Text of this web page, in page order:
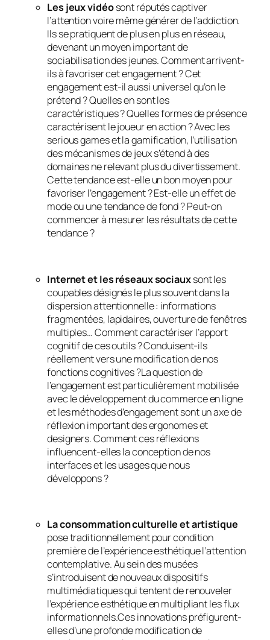
Les jeux vidéosont réputés captiver
l’attention voire même générer de l’addiction.
Ils se pratiquent de plus en plus en réseau,
devenant un moyen important de
sociabilisation des jeunes. Comment arrivent-
ils à favoriser cet engagement ? Cet
engagement est-il aussi universel qu’on le
prétend ? Quelles en sont les
caractéristiques ? Quelles formes de présence
caractérisent le joueur en action ? Avec les
serious games et la gamification, l’utilisation
des mécanismes de jeux s’étend à des
domaines ne relevant plus du divertissement.
Cette tendance est-elle un bon moyen pour
favoriser l’engagement ? Est-elle un effet de
mode ou une tendance de fond ? Peut-on
commencer à mesurer les résultats de cette
tendance ?
Internet et les réseaux sociauxsont les
coupables désignés le plus souvent dans la
dispersion attentionnelle : informations
fragmentées, lapidaires, ouverture de fenêtres
multiples… Comment caractériser l’apport
cognitif de ces outils ? Conduisent-ils
réellement vers une modification de nos
fonctions cognitives ?La question de
l’engagement est particulièrement mobilisée
avec le développement du commerce en ligne
et les méthodes d’engagement sont un axe de
réflexion important des ergonomes et
designers. Comment ces réflexions
influencent-elles la conception de nos
interfaces et les usages que nous
développons ?
La consommation culturelle et artistique
pose traditionnellement pour condition
première de l’expérience esthétique l’attention
contemplative. Au sein des musées
s’introduisent de nouveaux dispositifs
multimédiatiques qui tentent de renouveler
l’expérience esthétique en multipliant les flux
informationnels.Ces innovations préfigurent-
elles d’une profonde modification de